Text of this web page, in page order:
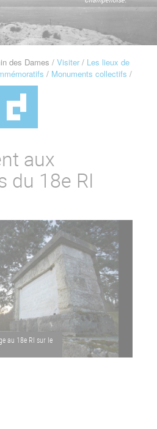
des Dames Visiter
Les lieux de
Monuments collectifs
aux
du 18e RI
au 18e RI sur le